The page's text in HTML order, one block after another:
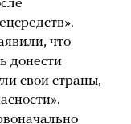
что
донести
свои страны,